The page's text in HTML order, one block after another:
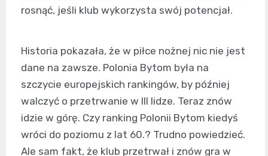
rosnąć, jeśli klub wykorzysta swój potencjał.
Historia pokazała, że w piłce nożnej nic nie jest
dane na zawsze. Polonia Bytom była na
szczycie europejskich rankingów, by później
walczyć o przetrwanie w III lidze. Teraz znów
idzie w górę. Czy ranking Polonii Bytom kiedyś
wróci do poziomu z lat 60.? Trudno powiedzieć.
Ale sam fakt, że klub przetrwał i znów gra w